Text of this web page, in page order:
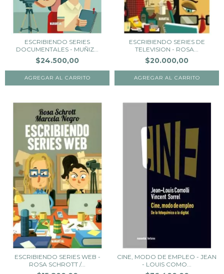
ESCRIBIENDO SERIES
DOCUMENTALES - MUÑIZ...
$24.500,00
ESCRIBIENDO SERIES DE
TELEVISION - ROSA...
$20.000,00
ESCRIBIENDO SERIES WEB -
ROSA SCHROTT /...
CINE, MODO DE EMPLEO - JEAN
- LOUIS COMO...